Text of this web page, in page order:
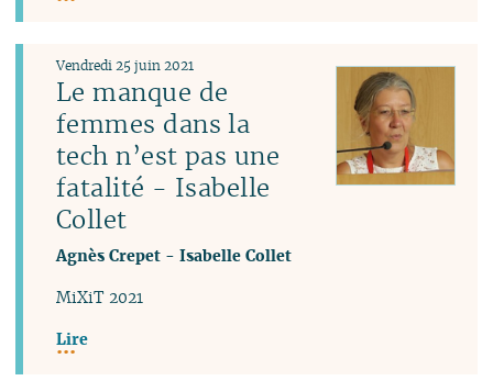
Le manque de
femmes dans la
tech n’est pas une
fatalité - Isabelle
Collet
Vendredi 25 juin 2021
Agnès Crepet -Isabelle Collet
MiXiT 2021
Lire